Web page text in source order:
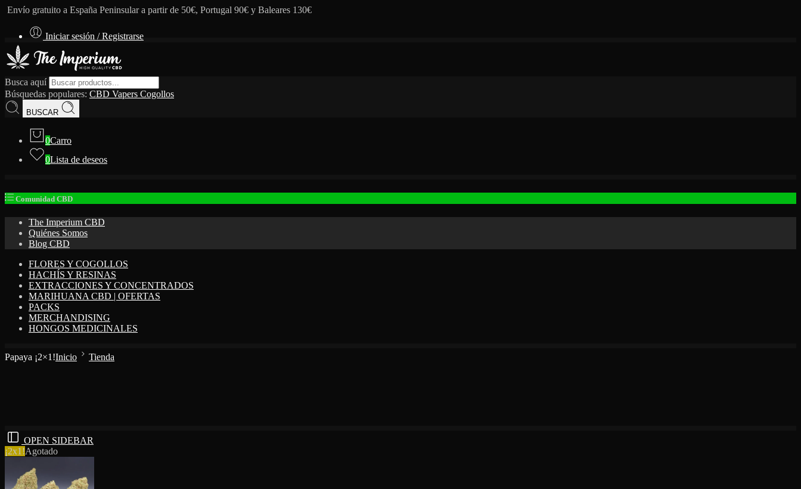
Envío gratuito a España Peninsular a partir de 50€, Portugal 90€ y Baleares 130€
Iniciar sesión / Registrarse
Busca aquí
Búsquedas populares: CBD Vapers Cogollos
BUSCAR
0Carro
0Lista de deseos
Comunidad CBD
The Imperium CBD
Quiénes Somos
Blog CBD
FLORES Y COGOLLOS
HACHÍS Y RESINAS
EXTRACCIONES Y CONCENTRADOS
MARIHUANA CBD | OFERTAS
PACKS
MERCHANDISING
HONGOS MEDICINALES
Papaya ¡2×1!Inicio Tienda
OPEN SIDEBAR
¡2x1!Agotado